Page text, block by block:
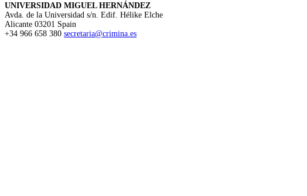
UNIVERSIDAD MIGUEL HERNÁNDEZ
Avda. de la Universidad s/n. Edif. Hélike Elche
Alicante 03201 Spain
+34 966 658 380 secretaria@crimina.es